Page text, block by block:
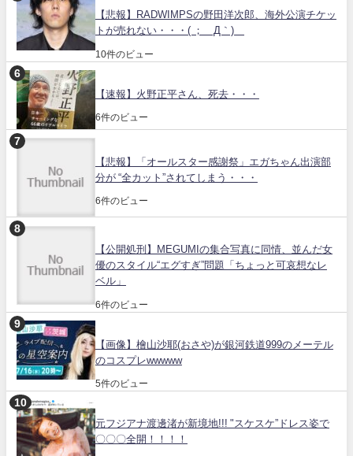
【悲報】RADWIMPSの野田洋次郎、海外公演チケッ
トが売れない・・・( ；´Д｀)
10件のビュー
【速報】火野正平さん、死去・・・
6件のビュー
【悲報】「オールスター感謝祭」エガちゃん出演部
分が “全カット”されてしまう・・・
6件のビュー
【公開処刑】MEGUMIの集合写真に同情、並んだ女
優のスタイル“エグすぎ”問題「ちょっと可哀想なレ
ベル」
6件のビュー
【画像】檜山沙耶(おさや)が銀河鉄道999のメーテル
のコスプレwwwww
5件のビュー
元フジアナ渡邊渚が新境地!!! "スケスケ”ドレス姿で
〇〇〇全開！！！！